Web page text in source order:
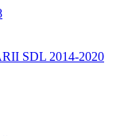
SDL 2014-2020